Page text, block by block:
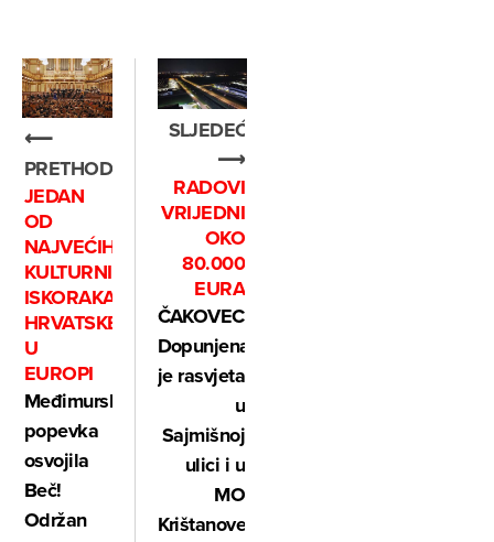
⟵
PRETHODNO
JEDAN
OD
NAJVEĆIH
KULTURNIH
ISKORAKA
HRVATSKE
U
EUROPI
Međimurska
popevka
osvojila
Beč!
Održan
SLJEDEĆE
⟶
RADOVI
VRIJEDNI
OKO
80.000
EURA
ČAKOVEC:
Dopunjena
je rasvjeta
u
Sajmišnoj
ulici i u
MO
Krištanovec